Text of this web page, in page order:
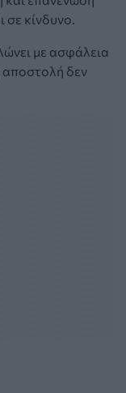
σε κίνδυνο.
με ασφάλεια
αποστολή δεν